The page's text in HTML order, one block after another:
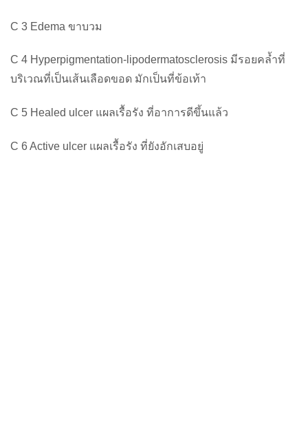
C 3 Edema ขาบวม
C 4 Hyperpigmentation-lipodermatosclerosis มีรอยคล้ำที่
บริเวณที่เป็นเส้นเลือดขอด มักเป็นที่ข้อเท้า
C 5 Healed ulcer แผลเรื้อรัง ที่อาการดีขึ้นแล้ว
C 6 Active ulcer แผลเรื้อรัง ที่ยังอักเสบอยู่